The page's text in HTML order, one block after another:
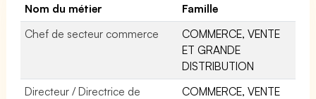
Nom du métier
Famille
Chef de secteur commerce
COMMERCE, VENTE
ET GRANDE
DISTRIBUTION
Directeur / Directrice de
COMMERCE, VENTE